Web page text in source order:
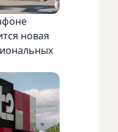
новая